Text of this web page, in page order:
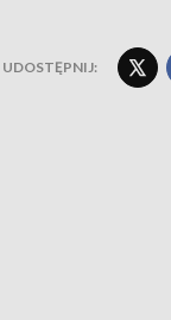
UDOSTĘPNIJ: